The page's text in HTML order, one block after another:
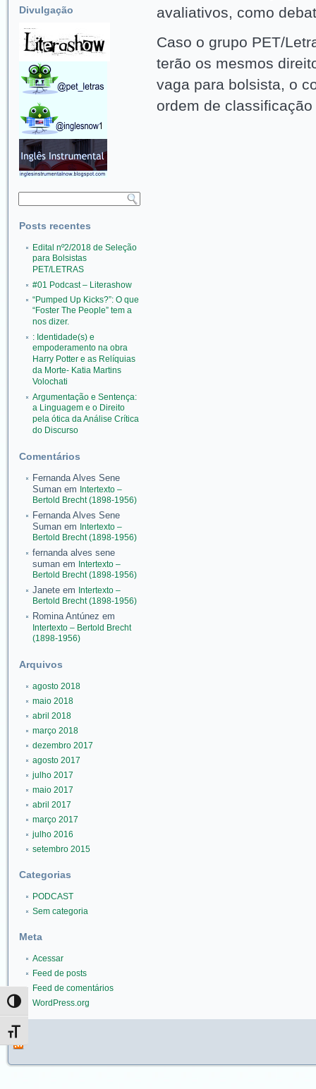
Alternar alto contraste
Alternar tamanho da fonte
Divulgação
Posts recentes
Edital nº2/2018 de Seleção
para Bolsistas
PET/LETRAS
#01 Podcast – Literashow
“Pumped Up Kicks?”: O que
“Foster The People” tem a
nos dizer.
: Identidade(s) e
empoderamento na obra
Harry Potter e as Relíquias
da Morte- Katia Martins
Volochati
Argumentação e Sentença:
a Linguagem e o Direito
pela ótica da Análise Crítica
do Discurso
Comentários
Fernanda Alves Sene
Sumanem Intertexto –
Bertold Brecht (1898-1956)
Fernanda Alves Sene
Sumanem Intertexto –
Bertold Brecht (1898-1956)
fernanda alves sene
sumanem Intertexto –
Bertold Brecht (1898-1956)
Janeteem Intertexto –
Bertold Brecht (1898-1956)
Romina Antúnez em
Intertexto – Bertold Brecht
(1898-1956)
Arquivos
agosto 2018
maio 2018
abril 2018
março 2018
dezembro 2017
agosto 2017
julho 2017
maio 2017
abril 2017
março 2017
julho 2016
setembro 2015
Categorias
PODCAST
Sem categoria
Meta
Acessar
Feed de posts
Feed de comentários
WordPress.org
avaliativos, como
Caso o grupo PET/
terão os mesmos
vaga para bolsista, o
ordem de